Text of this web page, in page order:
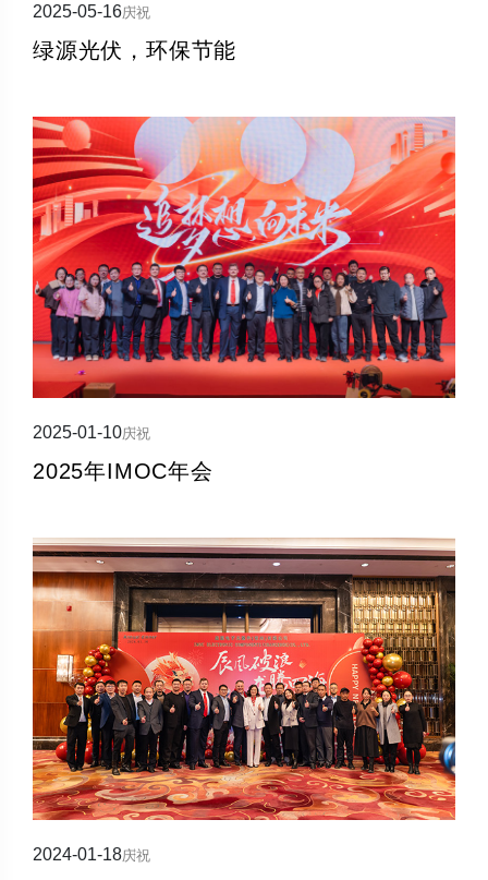
2025-05-16庆祝
绿源光伏，环保节能
2025-01-10庆祝
2025年IMOC年会
2024-01-18庆祝